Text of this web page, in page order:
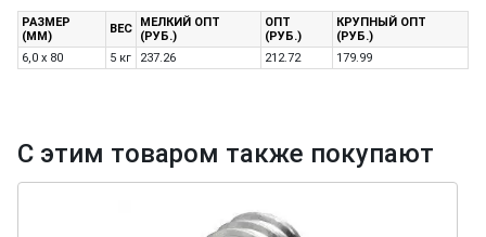
РАЗМЕР
(ММ)
ВЕС
МЕЛКИЙ ОПТ
(РУБ.)
ОПТ
(РУБ.)
КРУПНЫЙ ОПТ
(РУБ.)
6,0 x 80
5 кг 237.26 212.72 179.99
С этим товаром также покупают